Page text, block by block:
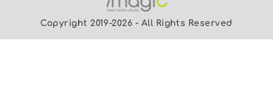
Copyright 2019-2026 - All Rights Reserved